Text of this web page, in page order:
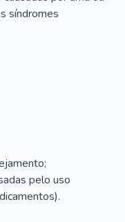
síndromes
pelo uso